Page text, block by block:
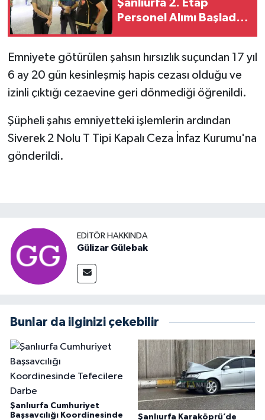
Şanlıurfa 2. Etap
Personel Alımı Başladı:
Emniyete götürülen şahsın hırsızlık suçundan 17 yıl
6 ay 20 gün kesinleşmiş hapis cezası olduğu ve
izinli çıktığı cezaevine geri dönmediği öğrenildi.
Şüpheli şahıs emniyetteki işlemlerin ardından
Siverek 2 Nolu T Tipi Kapalı Ceza İnfaz Kurumu'na
gönderildi.
EDITÖR HAKKINDA
Gülizar Gülebak
Bunlar da ilginizi çekebilir
Şanlıurfa Cumhuriyet
Başsavcılığı Koordinesinde
Şanlıurfa Karaköprü’de